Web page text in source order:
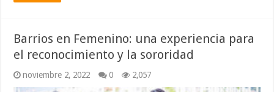
Barrios en Femenino: una experiencia para
el reconocimiento y la sororidad
noviembre 2, 2022 0 2,057